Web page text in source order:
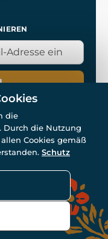
2007-2026.
die
Durch die Nutzung
Cookies gemäß
Schutz